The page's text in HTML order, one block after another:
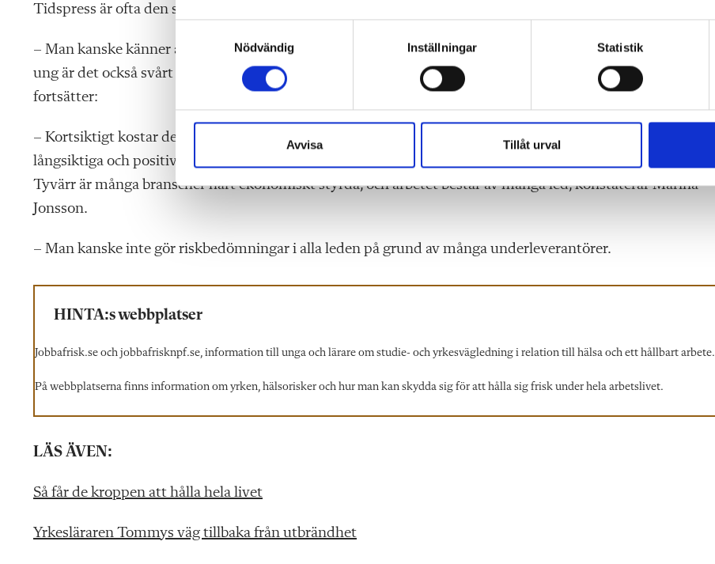
a
k
e
s
Nödvändig Inställningar Statistik
Avvisa Tillåt urval
Tidspress är ofta den största orsaken till arbetsskador.
– Man kanske känner att man inte har tid att använda lämplig skyddsutrustning eller ta pauser. Och som
ung är det också svårt att säga ifrån för den som vill visa att man kan jobba på, säger Katrin Dierschke och
fortsätter:
– Kortsiktigt kostar det att investera i rätt utrustning och verktyg. Men om man väljer bort det går de
långsiktiga och positiva effekterna förlorade. Det vill säga friskare elever och arbetstagare ute i arbetslivet.
Tyvärr är många branscher hårt ekonomiskt styrda, och arbetet består av många led, konstaterar Marina
Jonsson.
– Man kanske inte gör riskbedömningar i alla leden på grund av många underleverantörer.
HINTA:s webbplatser
Jobbafrisk.se och jobbafrisknpf.se, information till unga och lärare om studie- och yrkesvägledning i relation till hälsa och ett hållbart arbete.
På webbplatserna finns information om yrken, hälsorisker och hur man kan skydda sig för att hålla sig frisk under hela arbetslivet.
LÄS ÄVEN:
Så får de kroppen att hålla hela livet
Yrkesläraren Tommys väg tillbaka från utbrändhet